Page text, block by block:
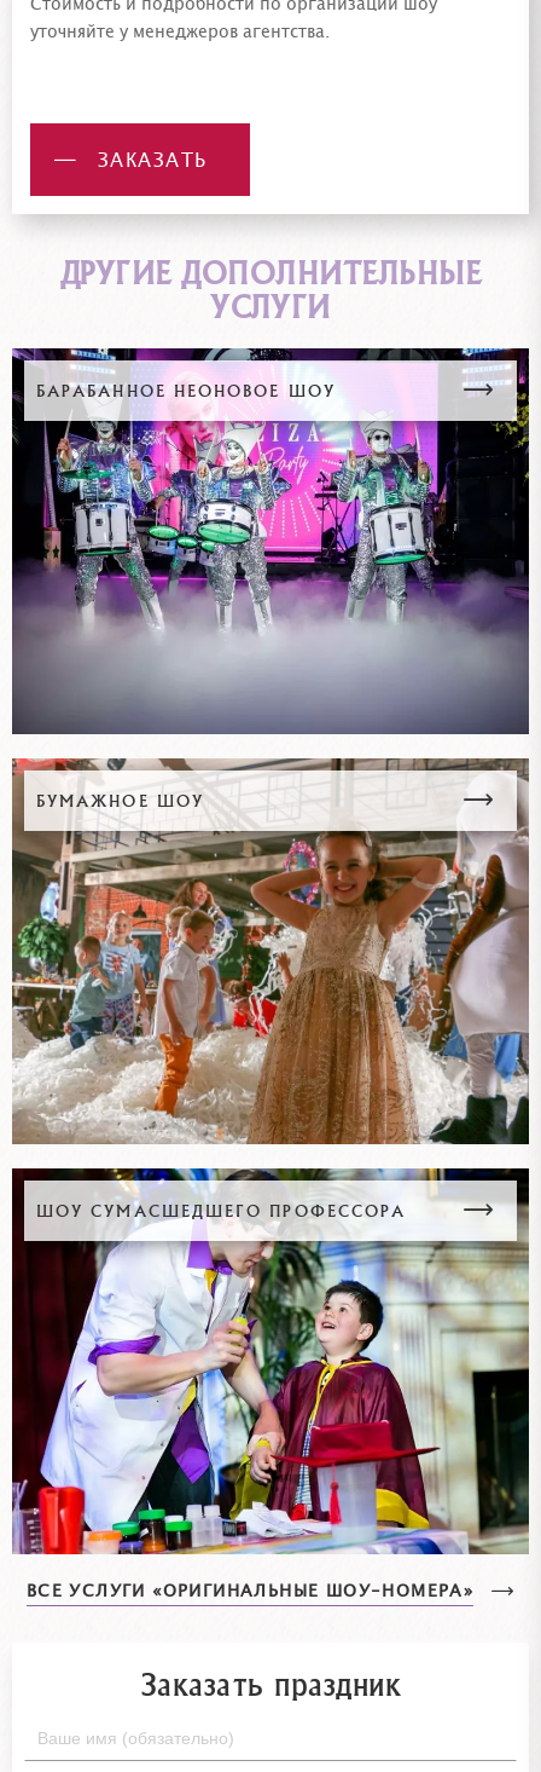
Стоимость и подробности по организации шоу
уточняйте у менеджеров агентства.
ЗАКАЗАТЬ
ДРУГИЕ ДОПОЛНИТЕЛЬНЫЕ
УСЛУГИ
БАРАБАННОЕ НЕОНОВОЕ ШОУ
БУМАЖНОЕ ШОУ
ШОУ СУМАСШЕДШЕГО ПРОФЕССОРА
ВСЕ УСЛУГИ «ОРИГИНАЛЬНЫЕ ШОУ-НОМЕРА»
Заказать праздник